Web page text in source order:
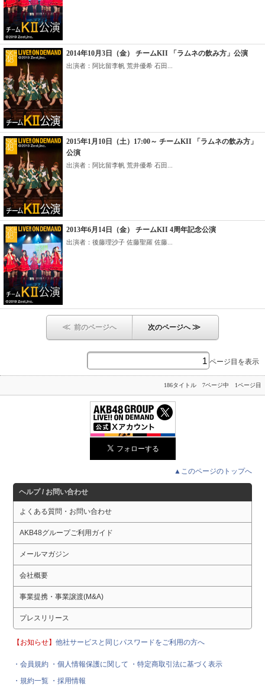
2014年10月3日（金） チームKII 「ラムネの飲み方」公演
出演者：阿比留李帆 荒井優希 石田...
2015年1月10日（土）17:00～ チームKII 「ラムネの飲み方」
公演
出演者：阿比留李帆 荒井優希 石田...
2013年6月14日（金） チームKII 4周年記念公演
出演者：後藤理沙子 佐藤聖羅 佐藤...
≪ 前のページへ 次のページへ≫
ページ目を表示
186タイトル 7ページ中 1ページ目
▲このページのトップへ
ヘルプ / お問い合わせ
よくある質問・お問い合わせ
AKB48グループご利用ガイド
メールマガジン
会社概要
事業提携・事業譲渡(M&A)
プレスリリース
【お知らせ】他社サービスと同じパスワードをご利用の方へ
・会員規約 ・個人情報保護に関して
・特定商取引法に基づく表示
・規約一覧 ・採用情報